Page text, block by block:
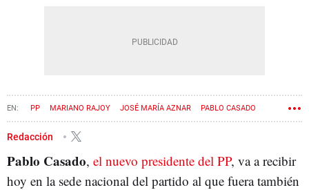
PP MARIANO RAJOY JOSÉ MARÍA AZNAR PABLO CASADO
Redacción
Pablo Casado, el nuevo presidente del PP, va a recibir
hoy en la sede nacional del partido al que fuera también